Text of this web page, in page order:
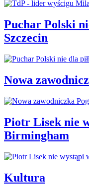
Puchar Polski
Szczecin
Nowa
Piotr Lisek nie
Birmingham
Kultura